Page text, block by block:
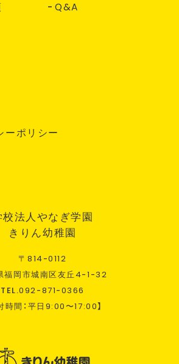
Q&A
ーポリシー
校法人やなぎ学園
きりん幼稚園
〒814-0112
福岡市城南区友丘4-1 -32
TEL.092-871-0366
時間：平日 9:00〜17:00】